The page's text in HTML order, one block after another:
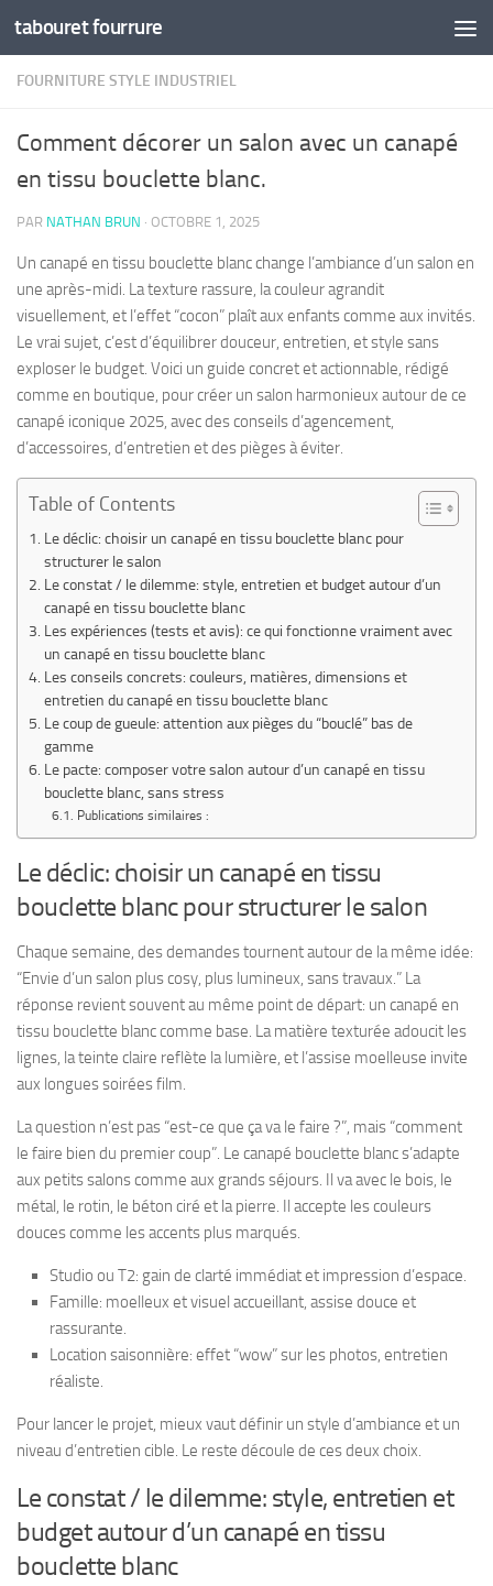
Skip to content
tabouret fourrure
FOURNITURE STYLE INDUSTRIEL
Comment décorer un salon avec un canapé
en tissu bouclette blanc.
PAR NATHAN BRUN · OCTOBRE 1, 2025
Un canapé en tissu bouclette blanc change l’ambiance d’un salon en
une après-midi. La texture rassure, la couleur agrandit
visuellement, et l’effet “cocon” plaît aux enfants comme aux invités.
Le vrai sujet, c’est d’équilibrer douceur, entretien, et style sans
exploser le budget. Voici un guide concret et actionnable, rédigé
comme en boutique, pour créer un salon harmonieux autour de ce
canapé iconique 2025, avec des conseils d’agencement,
d’accessoires, d’entretien et des pièges à éviter.
Table of Contents
Le déclic: choisir un canapé en tissu bouclette blanc pour
structurer le salon
Le constat / le dilemme: style, entretien et budget autour d’un
canapé en tissu bouclette blanc
Les expériences (tests et avis): ce qui fonctionne vraiment avec
un canapé en tissu bouclette blanc
Les conseils concrets: couleurs, matières, dimensions et
entretien du canapé en tissu bouclette blanc
Le coup de gueule: attention aux pièges du “bouclé” bas de
gamme
Le pacte: composer votre salon autour d’un canapé en tissu
bouclette blanc, sans stress
Publications similaires :
Le déclic: choisir un canapé en tissu
bouclette blanc pour structurer le salon
Chaque semaine, des demandes tournent autour de la même idée:
“Envie d’un salon plus cosy, plus lumineux, sans travaux.” La
réponse revient souvent au même point de départ: un canapé en
tissu bouclette blanc comme base. La matière texturée adoucit les
lignes, la teinte claire reflète la lumière, et l’assise moelleuse invite
aux longues soirées film.
La question n’est pas “est-ce que ça va le faire ?”, mais “comment
le faire bien du premier coup”. Le canapé bouclette blanc s’adapte
aux petits salons comme aux grands séjours. Il va avec le bois, le
métal, le rotin, le béton ciré et la pierre. Il accepte les couleurs
douces comme les accents plus marqués.
Studio ou T2: gain de clarté immédiat et impression d’espace.
Famille: moelleux et visuel accueillant, assise douce et
rassurante.
Location saisonnière: effet “wow” sur les photos, entretien
réaliste.
Pour lancer le projet, mieux vaut définir un style d’ambiance et un
niveau d’entretien cible. Le reste découle de ces deux choix.
Le constat / le dilemme: style, entretien et
budget autour d’un canapé en tissu
bouclette blanc